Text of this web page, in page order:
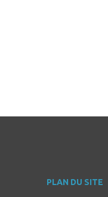
PLAN DU SITE